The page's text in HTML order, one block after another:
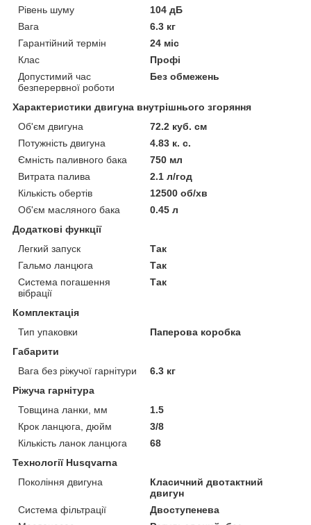
Рівень шуму
104 дБ
Вага
6.3 кг
Гарантійний термін
24 міс
Клас
Профі
Допустимий час
безперервної роботи
Без обмежень
Характеристики двигуна внутрішнього згоряння
Об'єм двигуна
72.2 куб. см
Потужність двигуна
4.83 к. с.
Ємність паливного бака
750 мл
Витрата палива
2.1 л/год
Кількість обертів
12500 об/хв
Об'єм масляного бака
0.45 л
Додаткові функції
Легкий запуск
Так
Гальмо ланцюга
Так
Система погашення
вібрації
Так
Комплектація
Тип упаковки
Паперова коробка
Габарити
Вага без ріжучої гарнітури
6.3 кг
Ріжуча гарнітура
Товщина ланки, мм
1.5
Крок ланцюга, дюйм
3/8
Кількість ланок ланцюга
68
Технології Husqvarna
Покоління двигуна
Класичний двотактний
двигун
Система фільтрації
Двоступенева